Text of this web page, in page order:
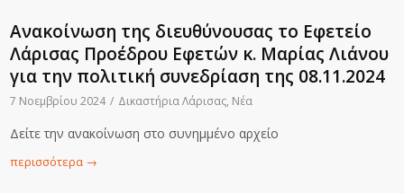
Ανακοίνωση της διευθύνουσας το Εφετείο
Λάρισας Προέδρου Εφετών κ. Μαρίας Λιάνου
για την πολιτική συνεδρίαση της 08.11.2024
7 Νοεμβρίου 2024 / Δικαστήρια Λάρισας, Νέα
Δείτε την ανακοίνωση στο συνημμένο αρχείο
περισσότερα →